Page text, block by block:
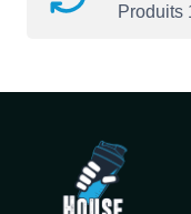
Produits